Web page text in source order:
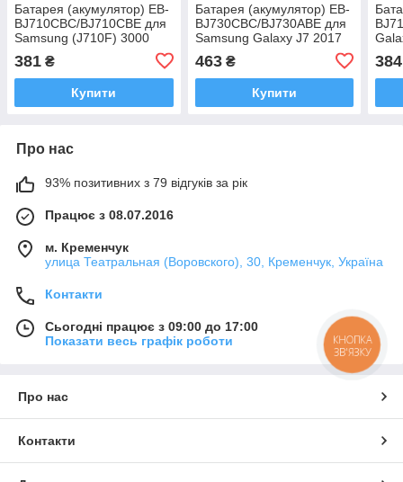
Батарея (акумулятор) EB-
BJ710CBC/BJ710CBE для
Samsung (J710F) 3000
381 ₴
Купити
Батарея (акумулятор) EB-
BJ730CBC/BJ730ABE для
Samsung Galaxy J7 2017
(J730) 3600 mAh (HOCO)
463₴
Купити
384
Про нас
93% позитивних з 79 відгуків за рік
Працює з 08.07.2016
м. Кременчук
улица Театральная (Воровского), 30, Кременчук, Україна
Контакти
Сьогодні працює з 09:00 до 17:00
Показати весь графік роботи
Про нас
Контакти
КНОПКА
ЗВ'ЯЗКУ